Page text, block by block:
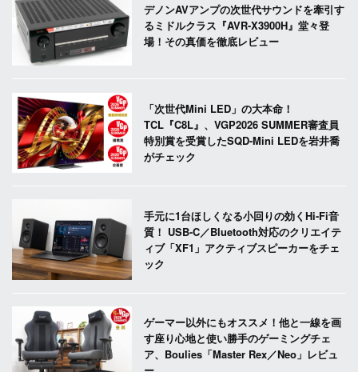
デノンAVアンプの次世代サウンドを牽引す
るミドルクラス『AVR-X3900H』堂々登
場！その真価を徹底レビュー
「次世代Mini LED」の大本命！
TCL『C8L』、VGP2026 SUMMER審査員
特別賞を受賞したSQD-Mini LEDを岩井喬
がチェック
手元に1台ほしくなる小回りの効くHi-Fi音
質！ USB-C／Bluetooth対応のクリエイテ
ィブ「XF1」アクティブスピーカーをチェ
ック
ゲーマー以外にもオススメ！他と一線を画
す座り心地と使い勝手のゲーミングチェ
ア、Boulies「Master Rex／Neo」レビュ